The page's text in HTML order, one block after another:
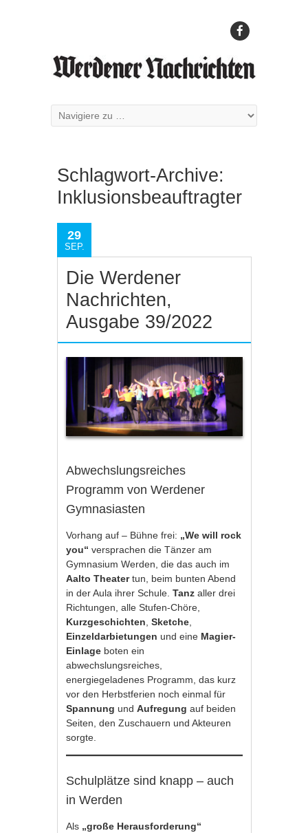
Schlagwort-Archive:
Inklusionsbeauftragter
29
SEP.
Die Werdener
Nachrichten,
Ausgabe 39/2022
Abwechslungsreiches
Programm von Werdener
Gymnasiasten
Vorhang auf – Bühne frei: „We will rock
you“ versprachen die Tänzer am
Gymnasium Werden, die das auch im
Aalto Theatertun, beim bunten Abend
in der Aula ihrer Schule.Tanz aller drei
Richtungen, alle Stufen-Chöre,
Kurzgeschichten ,Sketche
Einzeldarbietungen und eine Magier-
Einlage boten ein
abwechslungsreiches,
energiegeladenes Programm, das kurz
vor den Herbstferien noch einmal für
Spannung undAufregungauf beiden
Seiten, den Zuschauern und Akteuren
sorgte.
Schulplätze sind knapp – auch
in Werden
Als „große Herausforderung“